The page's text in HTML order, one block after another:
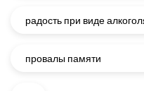
радость при виде
провалы памяти